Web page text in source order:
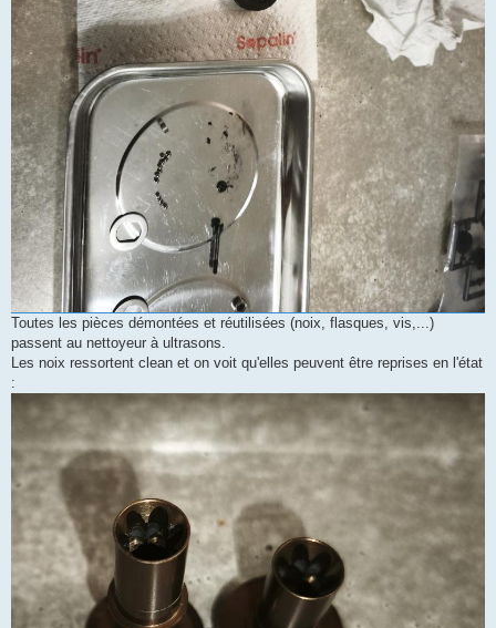
Toutes les pièces démontées et réutilisées (noix, flasques, vis,...)
passent au nettoyeur à ultrasons.
Les noix ressortent clean et on voit qu'elles peuvent être reprises en l'état
: